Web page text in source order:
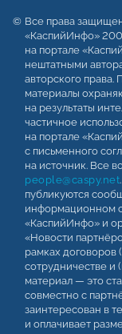
Все права
«КаспийИнфо»
на портале
нештатными
авторского
материалы
на результаты
частичное
на портале
с письменного
на источник. Все
people@caspy.net
публикуются
информационном
«КаспийИнфо» и
«Новости
рамках
сотрудничестве и
материал — это
совместно с
заинтересован в
и оплачивает